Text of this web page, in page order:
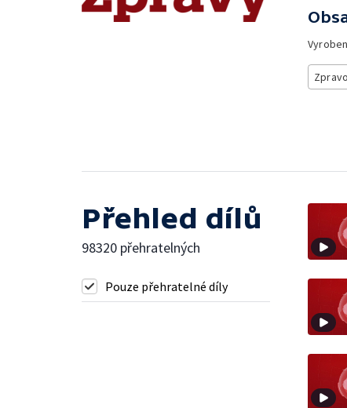
Přehled dílů
98320 přehratelných
Pouze přehratelné díly